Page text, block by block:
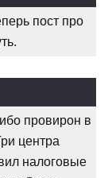
пост про
провирон в
центра
налоговые